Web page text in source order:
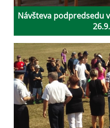
Návšteva podpredsedu